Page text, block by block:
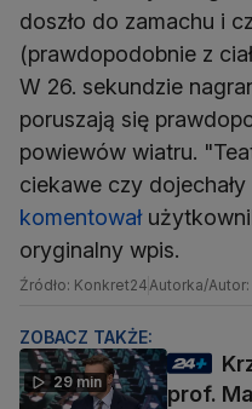
doszło do zamachu i
(prawdopodobnie z
W 26. sekundzie
poruszają się
powiewów wiatru.
ciekawe czy
komentował
oryginalny wpis.
Źródło: Konkret24Autorka/
ZOBACZ TAKŻE:
29 min
prof.